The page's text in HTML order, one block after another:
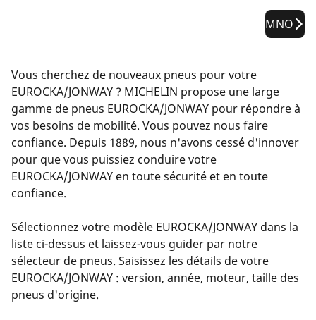
MNO
Vous cherchez de nouveaux pneus pour votre
EUROCKA/JONWAY ? MICHELIN propose une large
gamme de pneus EUROCKA/JONWAY pour répondre à
vos besoins de mobilité. Vous pouvez nous faire
confiance. Depuis 1889, nous n'avons cessé d'innover
pour que vous puissiez conduire votre
EUROCKA/JONWAY en toute sécurité et en toute
confiance.
Sélectionnez votre modèle EUROCKA/JONWAY dans la
liste ci-dessus et laissez-vous guider par notre
sélecteur de pneus. Saisissez les détails de votre
EUROCKA/JONWAY : version, année, moteur, taille des
pneus d'origine.